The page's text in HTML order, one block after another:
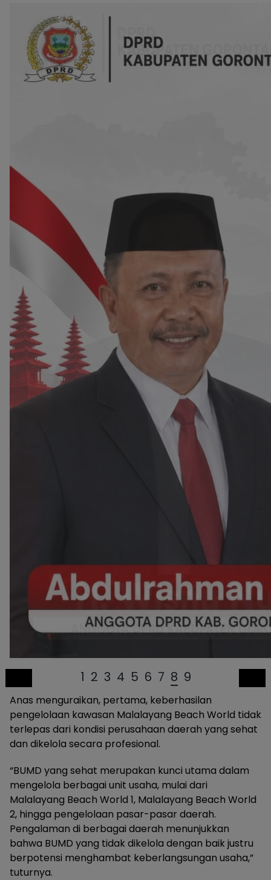
1 2 3 4 5 6 7 8 9
Anas menguraikan, pertama, keberhasilan
pengelolaan kawasan Malalayang Beach World tidak
terlepas dari kondisi perusahaan daerah yang sehat
dan dikelola secara profesional.
“BUMD yang sehat merupakan kunci utama dalam
mengelola berbagai unit usaha, mulai dari
Malalayang Beach World 1, Malalayang Beach World
2, hingga pengelolaan pasar-pasar daerah.
Pengalaman di berbagai daerah menunjukkan
bahwa BUMD yang tidak dikelola dengan baik justru
berpotensi menghambat keberlangsungan usaha,”
tuturnya.